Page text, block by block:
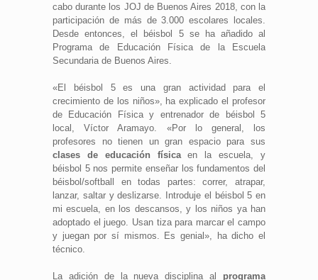
cabo durante los JOJ de Buenos Aires 2018, con la
participación de más de 3.000 escolares locales.
Desde entonces, el béisbol 5 se ha añadido al
Programa de Educación Física de la Escuela
Secundaria de Buenos Aires.
«El béisbol 5 es una gran actividad para el
crecimiento de los niños», ha explicado el profesor
de Educación Física y entrenador de béisbol 5
local, Víctor Aramayo. «Por lo general, los
profesores no tienen un gran espacio para sus
clases de educación físicaen la escuela, y
béisbol 5 nos permite enseñar los fundamentos del
béisbol/softball en todas partes: correr, atrapar,
lanzar, saltar y deslizarse. Introduje el béisbol 5 en
mi escuela, en los descansos, y los niños ya han
adoptado el juego. Usan tiza para marcar el campo
y juegan por sí mismos. Es genial», ha dicho el
técnico.
La adición de la nueva disciplina al programa